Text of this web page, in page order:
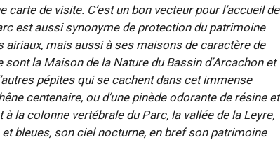
de visite. C’est un bon vecteur pour l’accueil de
est aussi synonyme de protection du patrimoine
mais aussi à ses maisons de caractère de
la Maison de la Nature du Bassin d’Arcachon et
pépites qui se cachent dans cet immense
centenaire, ou d’une pinède odorante de résine et
la colonne vertébrale du Parc, la vallée de la Leyre,
bleues, son ciel nocturne, en bref son patrimoine